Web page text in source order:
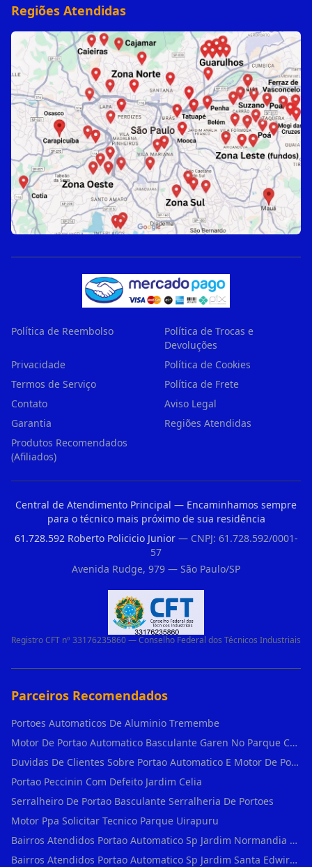
Regiões Atendidas
Política de Reembolso
Política de Trocas e
Devoluções
Privacidade
Política de Cookies
Termos de Serviço
Política de Frete
Contato
Aviso Legal
Garantia
Regiões Atendidas
Produtos Recomendados
(Afiliados)
Central de Atendimento Principal — Encaminhamos sempre
para o técnico mais próximo de sua residência
61.728.592 Roberto Policicio Junior— CNPJ: 61.728.592/0001-
57
Avenida Rudge, 979 — São Paulo/SP
Registro CFT nº 33176235860 — Conselho Federal dos Técnicos Industriais
Parceiros Recomendados
Portoes Automaticos De Aluminio Tremembe
Motor De Portao Automatico Basculante Garen No Parque Colonial
Duvidas De Clientes Sobre Portao Automatico E Motor De Portao Motor Basculante Seg
Portao Peccinin Com Defeito Jardim Celia
Serralheiro De Portao Basculante Serralheria De Portoes
Motor Ppa Solicitar Tecnico Parque Uirapuru
Bairros Atendidos Portao Automatico Sp Jardim Normandia Guarulhos Sp Motor Para Portao Automatico Eletronico
Bairros Atendidos Portao Automatico Sp Jardim Santa Edwirges Guarulhos Sp Motor Para Portao Automatico Eletronico